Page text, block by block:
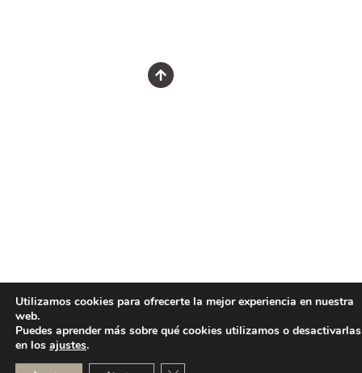
Utilizamos cookies para ofrecerte la mejor experiencia en nuestra
web.
Puedes aprender más sobre qué cookies utilizamos o desactivarlas
en los ajustes.